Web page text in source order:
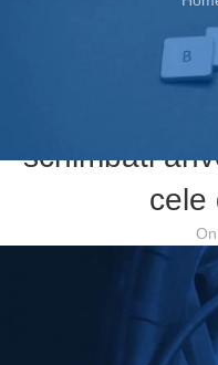
schimbati
cele